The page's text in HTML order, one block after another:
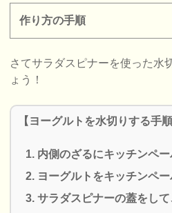
作り方の手順
さてサラダスピナーを使った水
ょう！
【ヨーグルトを水切りする手順
内側のざるにキッチンペー
ヨーグルトをキッチンペ
サラダスピナーの蓋をして